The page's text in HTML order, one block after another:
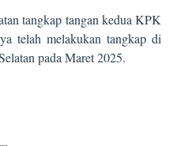
tangkap tangan kedua KPK
telah melakukan tangkap di
pada Maret 2025.